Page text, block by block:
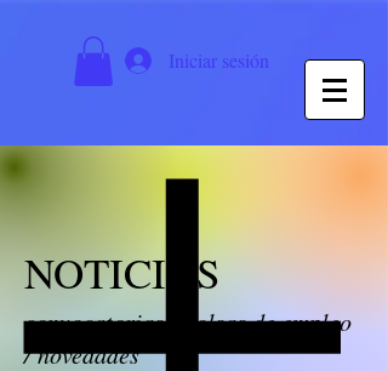
Iniciar sesión
NOTICIAS
convocatorias / bolsas de empleo
/ novedades